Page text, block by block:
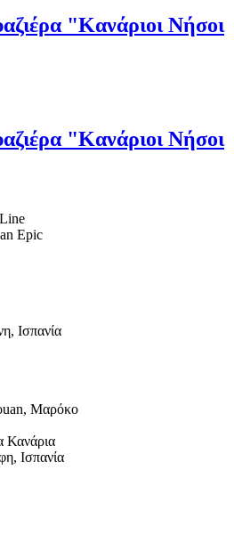
"Κανάριοι Νήσοι
"Κανάριοι Νήσοι
Epic
Ισπανία
Μαρόκο
Κανάρια
Ισπανία